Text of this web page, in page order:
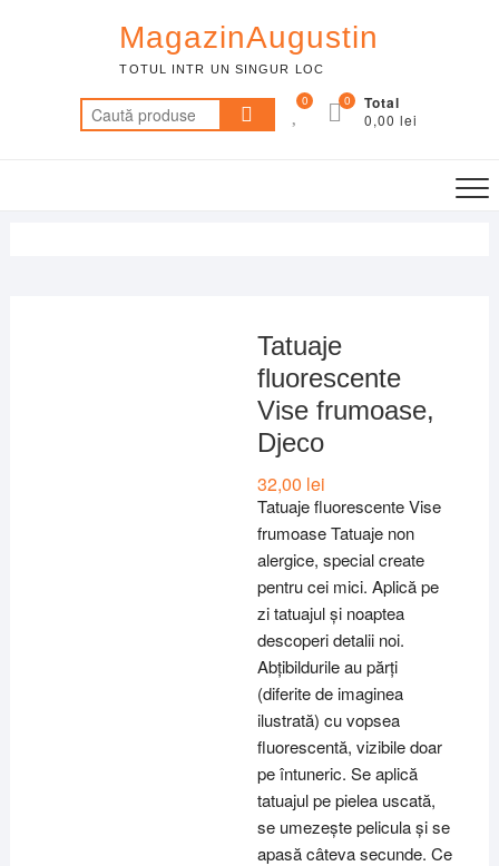
MagazinAugustin
TOTUL INTR UN SINGUR LOC
Caută
după:
0 Total
0,00 lei
0
Tatuaje
fluorescente
Vise frumoase,
Djeco
32,00 lei
Tatuaje fluorescente Vise
frumoase Tatuaje non
alergice, special create
pentru cei mici. Aplică pe
zi tatuajul și noaptea
descoperi detalii noi.
Abțibildurile au părți
(diferite de imaginea
ilustrată) cu vopsea
fluorescentă, vizibile doar
pe întuneric. Se aplică
tatuajul pe pielea uscată,
se umezește pelicula și se
apasă câteva secunde. Ce